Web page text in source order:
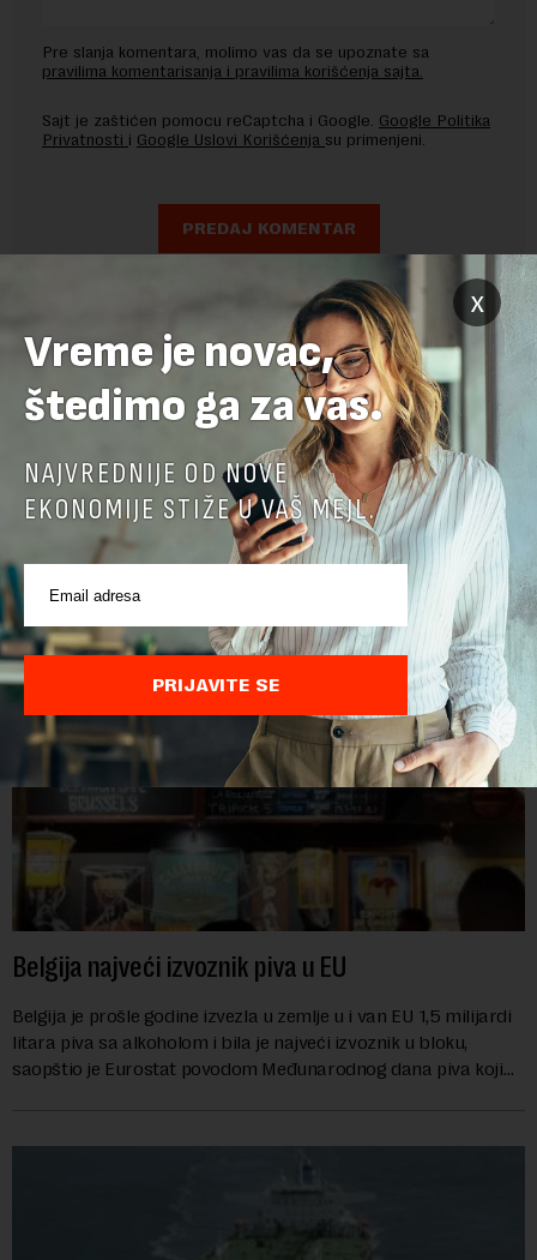
Pre slanja komentara, molimo vas da se upoznate sa
pravilima komentarisanja i pravilima korišćenja sajta.
Sajt je zaštićen pomocu reCaptcha i Google. Google Politika
Privatnosti i Google Uslovi Korišćenja su primenjeni.
POVEZANI SADRŽAJI
Belgija najveći izvoznik piva u EU
Belgija je prošle godine izvezla u zemlje u i van EU 1,5 milijardi
litara piva sa alkoholom i bila je najveći izvoznik u bloku,
saopštio je Eurostat povodom Međunarodnog dana piva koji
x
Vreme je novac,
štedimo ga za vas.
NAJVREDNIJE OD NOVE
EKONOMIJE STIŽE U VAŠ MEJL.
PRIJAVITE SE